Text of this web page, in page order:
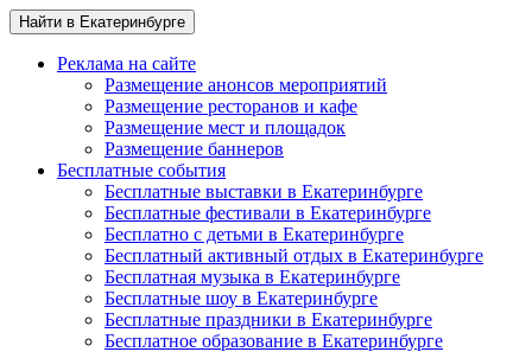
Найти в Екатеринбурге
Реклама на сайте
Размещение анонсов мероприятий
Размещение ресторанов и кафе
Размещение мест и площадок
Размещение баннеров
Бесплатные события
Бесплатные выставки в Екатеринбурге
Бесплатные фестивали в Екатеринбурге
Бесплатно с детьми в Екатеринбурге
Бесплатный активный отдых в Екатеринбурге
Бесплатная музыка в Екатеринбурге
Бесплатные шоу в Екатеринбурге
Бесплатные праздники в Екатеринбурге
Бесплатное образование в Екатеринбурге